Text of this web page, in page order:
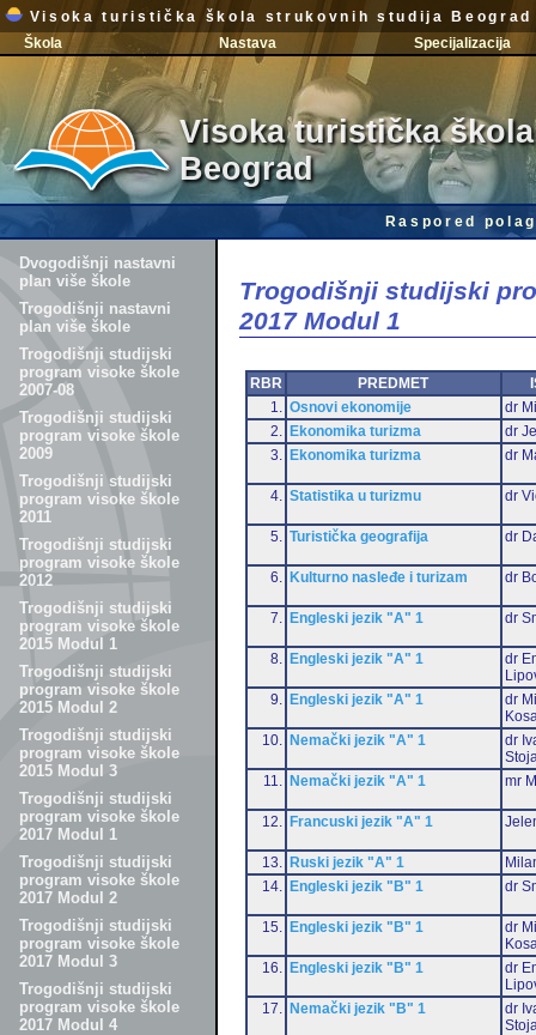
Visoka turistička škola strukovnih studija Beograd
Škola
Nastava Specijalizacija
Visoka turistička
Beograd
Raspored
Dvogodišnji nastavni
plan više škole
Trogodišnji nastavni
plan više škole
Trogodišnji studijski
program visoke škole
2007-08
Trogodišnji studijski
program visoke škole
2009
Trogodišnji studijski
program visoke škole
2011
Trogodišnji studijski
program visoke škole
2012
Trogodišnji studijski
program visoke škole
2015 Modul 1
Trogodišnji studijski
program visoke škole
2015 Modul 2
Trogodišnji studijski
program visoke škole
2015 Modul 3
Trogodišnji studijski
program visoke škole
2017 Modul 1
Trogodišnji studijski
program visoke škole
2017 Modul 2
Trogodišnji studijski
program visoke škole
2017 Modul 3
Trogodišnji studijski
program visoke škole
2017 Modul 4
Trogodišnji studijski
2017 Modul 1
RBR PREDMET
1.
Osnovi ekonomije
dr
2.
Ekonomika turizma
dr
3.
Ekonomika turizma dr
4. Statistika u turizmu dr
5. Turistička geografija dr
6. Kulturno nasleđe i turizam dr
7. Engleski jezik "A" 1 dr
8. Engleski jezik "A" 1
dr
9.
Engleski jezik "A" 1
dr
10.
Nemački jezik "A" 1
dr
11.
Nemački jezik "A" 1 mr
12. Francuski jezik "A" 1
13. Ruski jezik "A" 1
14.
Engleski jezik "B" 1 dr
15. Engleski jezik "B" 1
dr
16.
Engleski jezik "B" 1
dr
17.
Nemački jezik "B" 1
dr